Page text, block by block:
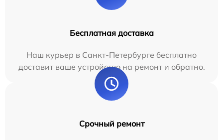
Бесплатная доставка
Наш курьер в Санкт-Петербурге бесплатно
доставит ваше устройство на ремонт и обратно.
Срочный ремонт